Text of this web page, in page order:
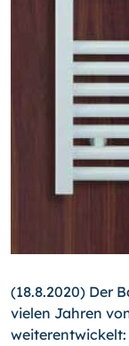
(18.8.2020) Der
vielen Jahren